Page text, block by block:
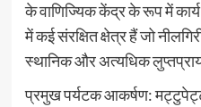
के वाणिज्यिक केंद्र के रूप में
में कई संरक्षित क्षेत्र हैं जो
स्थानिक और अत्यधिक
प्रमुख पर्यटक आकर्षण: